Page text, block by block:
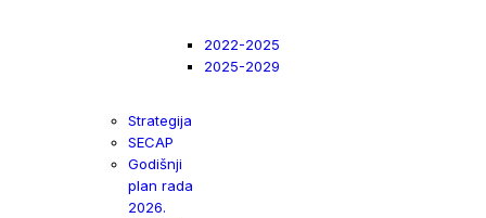
2022-2025
2025-2029
Strategija
SECAP
Godišnji
plan rada
2026.